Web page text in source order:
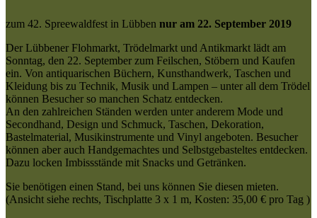
zum 42. Spreewaldfest in Lübben nur am 22. September 2019
Der Lübbener Flohmarkt, Trödelmarkt und Antikmarkt lädt am
Sonntag, den 22. September zum Feilschen, Stöbern und Kaufen
ein. Von antiquarischen Büchern, Kunsthandwerk, Taschen und
Kleidung bis zu Technik, Musik und Lampen – unter all dem Trödel
können Besucher so manchen Schatz entdecken.
An den zahlreichen Ständen werden unter anderem Mode und
Secondhand, Design und Schmuck, Taschen, Dekoration,
Bastelmaterial, Musikinstrumente und Vinyl angeboten. Besucher
können aber auch Handgemachtes und Selbstgebasteltes entdecken.
Dazu locken Imbissstände mit Snacks und Getränken.
Sie benötigen einen Stand, bei uns können Sie diesen mieten.
(Ansicht siehe rechts, Tischplatte 3 x 1 m, Kosten: 35,00 € pro Tag )